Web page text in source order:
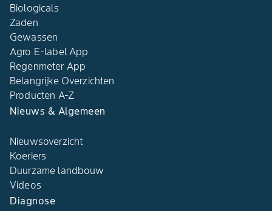
Biologicals
Zaden
Gewassen
Agro E-label App
Regenmeter App
Belangrijke Overzichten
Producten A-Z
Nieuws & Algemeen
Nieuwsoverzicht
Koeriers
Duurzame landbouw
Videos
Diagnose